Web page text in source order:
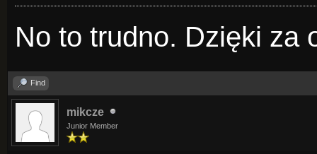
No to trudno. Dzięki za
Find
mikcze
Junior Member